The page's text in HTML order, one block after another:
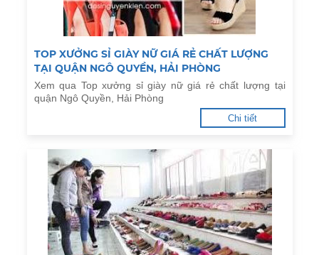
TOP XƯỞNG SỈ GIÀY NỮ GIÁ RẺ CHẤT LƯỢNG
TẠI QUẬN NGÔ QUYỀN, HẢI PHÒNG
Xem qua Top xưởng sỉ giày nữ giá rẻ chất lượng tại
quận Ngô Quyền, Hải Phòng
Chi tiết